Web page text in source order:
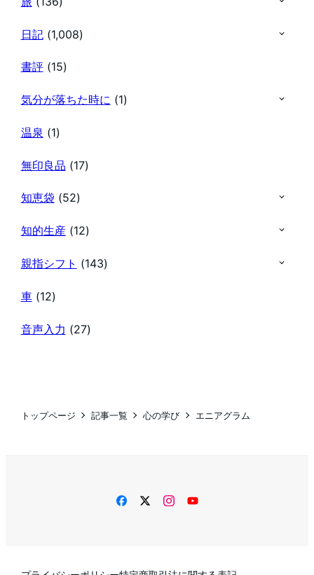
日記(1,008)
書評(15)
気分が落ちた時に (1)
温泉 (1)
無印良品 (17)
知恵袋 (52)
知的生産(12)
親指シフト (143)
車(12)
音声入力 (27)
トップページ 記事一覧 心の学び エニアグラム
facebooktwitterinstagram
YouTube